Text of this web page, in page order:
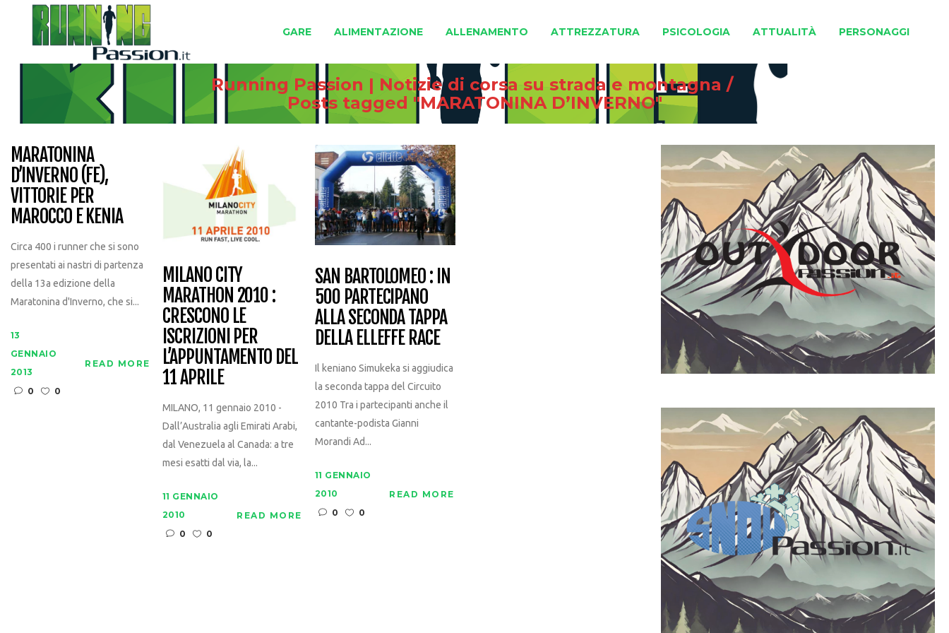
GARE ALIMENTAZIONE ALLENAMENTO ATTREZZATURA PSICOLOGIA ATTUALITÀ PERSONAGGI
Running Passion | Notizie di corsa su strada e montagna /
Posts tagged "MARATONINA D’INVERNO"
MARATONINA
D’INVERNO (FE),
VITTORIE PER
MAROCCO E KENIA
Circa 400 i runner che si sono
presentati ai nastri di partenza
della 13a edizione della
Maratonina d'Inverno, che si...
13
GENNAIO
2013
0
0
READ MORE
MILANO CITY
MARATHON 2010 :
CRESCONO LE
ISCRIZIONI PER
L’APPUNTAMENTO DEL
11 APRILE
MILANO, 11 gennaio 2010 -
Dall’Australia agli Emirati Arabi,
dal Venezuela al Canada: a tre
mesi esatti dal via, la...
11 GENNAIO
2010
0
0
READ MORE
SAN BARTOLOMEO : IN
500 PARTECIPANO
ALLA SECONDA TAPPA
DELLA ELLEFFE RACE
Il keniano Simukeka si aggiudica
la seconda tappa del Circuito
2010 Tra i partecipanti anche il
cantante-podista Gianni
Morandi Ad...
11 GENNAIO
2010
0
0
READ MORE